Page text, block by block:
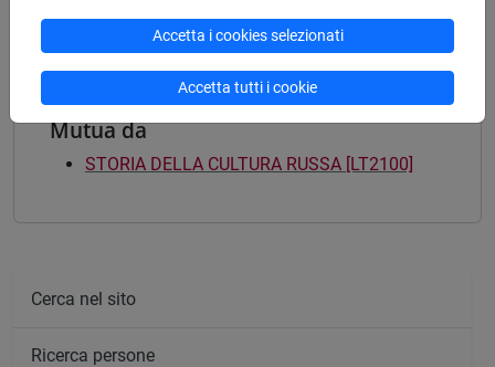
Mutua da
STORIA DELLA CULTURA RUSSA [LT2100]
Cerca nel sito
Ricerca persone
Accetta i cookies selezionati
Accetta tutti i cookie